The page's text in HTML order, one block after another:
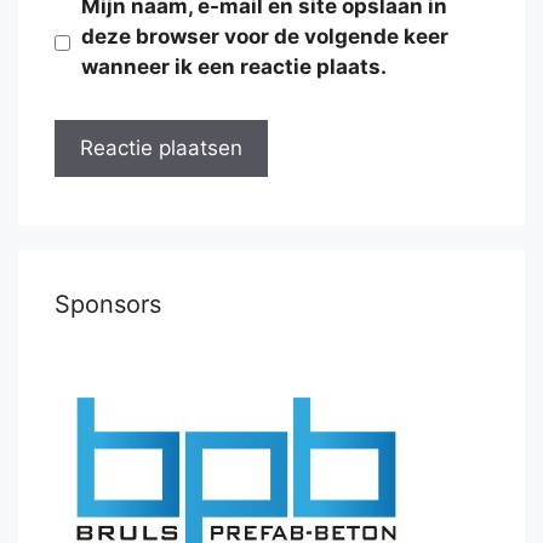
Mijn naam, e-mail en site opslaan in
deze browser voor de volgende keer
wanneer ik een reactie plaats.
Sponsors